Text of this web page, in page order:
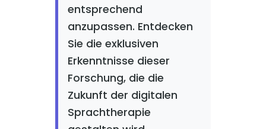
entsprechend
anzupassen. Entdecken
Sie die exklusiven
Erkenntnisse dieser
Forschung, die die
Zukunft der digitalen
Sprachtherapie